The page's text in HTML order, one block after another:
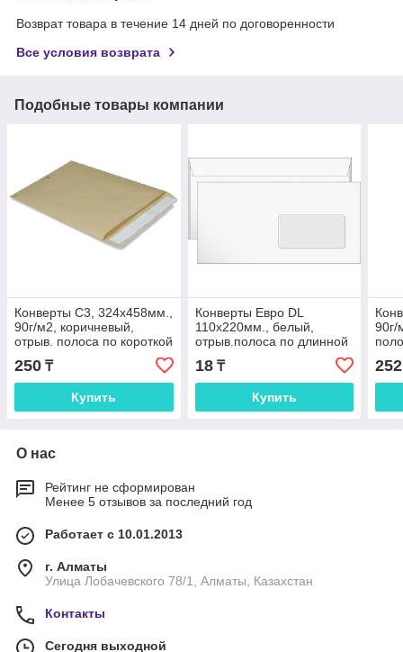
Возврат товара в течение 14 дней по договоренности
Все условия возврата
Подобные товары компании
Конверты С3, 324х458мм.,
90г/м2, коричневый,
отрыв. полоса по короткой
250 ₸
Купить
Конверты Евро DL
110x220мм., белый,
отрыв.полоса по длинной
стор.тангир, окно
45х90mm
18₸
Купить
252
О нас
Рейтинг не сформирован
Менее 5 отзывов за последний год
Работает с 10.01.2013
г. Алматы
Улица Лобачевского 78/1, Алматы, Казахстан
Контакты
Сегодня выходной